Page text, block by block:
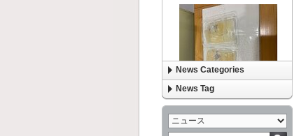
News Categories
News Tag